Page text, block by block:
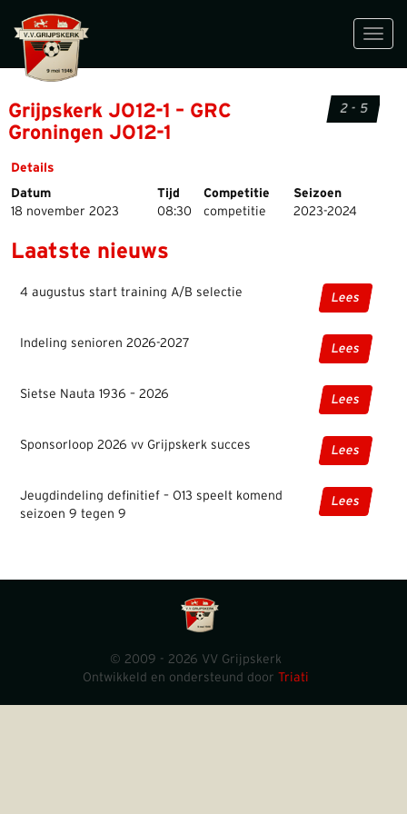
Grijpskerk JO12-1 – GRC
Groningen JO12-1
2 - 5
Details
Datum
Tijd Competitie
Seizoen
18 november 2023
08:30 competitie 2023-2024
Laatste nieuws
4 augustus start training A/B selectie Lees
Indeling senioren 2026-2027 Lees
Sietse Nauta 1936 – 2026 Lees
Sponsorloop 2026 vv Grijpskerk succes Lees
Jeugdindeling definitief – O13 speelt komend
seizoen 9 tegen 9
Lees
© 2009 - 2026 VV Grijpskerk
Ontwikkeld en ondersteund door Triati